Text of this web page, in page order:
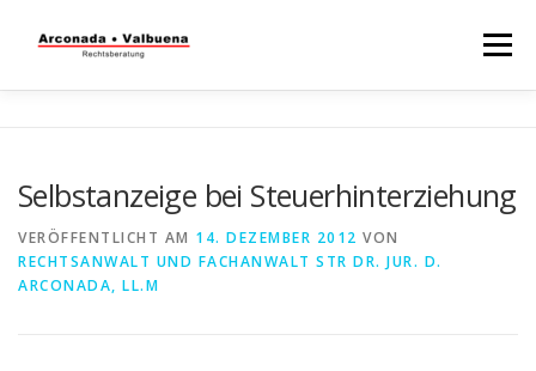
Menü
STEUERBERATUNG
Selbstanzeige bei Steuerhinterziehung
VERÖFFENTLICHT AM 14. DEZEMBER 2012 VON
RECHTSANWALT UND FACHANWALT STR DR. JUR. D.
ARCONADA, LL.M